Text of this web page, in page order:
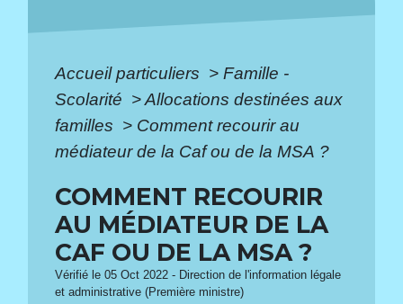
Accueil particuliers > Famille -
Scolarité >Allocations destinées aux
familles > Comment recourir au
médiateur de la Caf ou de la MSA ?
COMMENT RECOURIR
AU MÉDIATEUR DE LA
CAF OU DE LA MSA ?
Vérifié le 05 Oct 2022 - Direction de l'information légale
et administrative (Première ministre)